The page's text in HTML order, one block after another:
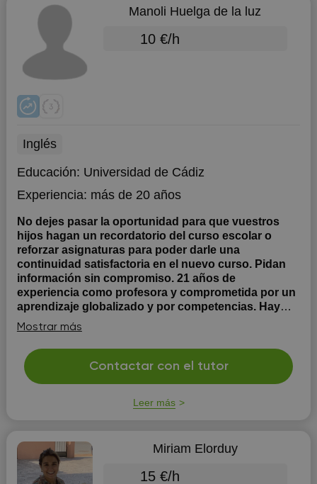
Manoli Huelga de la luz
10 €/h
Inglés
Educación: Universidad de Cádiz
Experiencia: más de 20 años
No dejes pasar la oportunidad para que vuestros
hijos hagan un recordatorio del curso escolar o
reforzar asignaturas para poder darle una
continuidad satisfactoria en el nuevo curso. Pidan
información sin compromiso. 21 años de
experiencia como profesora y comprometida por un
aprendizaje globalizado y por competencias. Hay
horas libres
años de experiencia. Actualizada continuamente en
técnicas de enseñanza.
Mostrar más
Contactar con el tutor
Leer más
Miriam Elorduy
15 €/h